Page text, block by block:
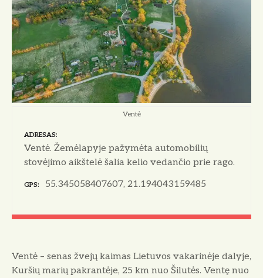
Ventė
ADRESAS
Ventė. Žemėlapyje pažymėta automobilių
stovėjimo aikštelė šalia kelio vedančio prie rago.
GPS 55.345058407607, 21.194043159485
Ventė – senas žvejų kaimas Lietuvos vakarinėje dalyje,
Kuršių ma­rių pakrantėje, 25 km nuo Šilutės. Ventę nuo